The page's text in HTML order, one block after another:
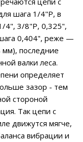
шага 1/4"P, в
4", 3/8"P, 0,325",
0,404", реже —
последние
валки леса.
определяет
зазор - тем
стороной
Так цепи с
движутся мягче,
вибрации и